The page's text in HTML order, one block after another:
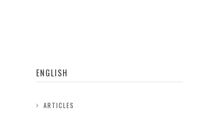
ENGLISH
ARTICLES